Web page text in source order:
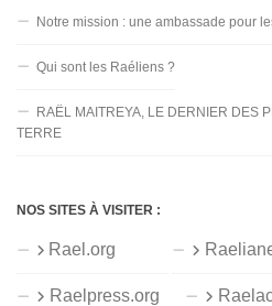
Notre mission : une ambassade pour
Qui sont les Raéliens ?
RAËL MAITREYA, LE DERNIER DES
TERRE
NOS SITES À VISITER :
Rael.org
Raelpress.org